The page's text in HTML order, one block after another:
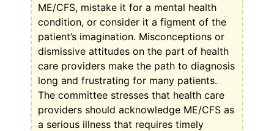
ME/CFS, mistake it for a mental health
condition, or consider it a figment of the
patient’s imagination. Misconceptions or
dismissive attitudes on the part of health
care providers make the path to diagnosis
long and frustrating for many patients.
The committee stresses that health care
providers should acknowledge ME/CFS as
a serious illness that requires timely